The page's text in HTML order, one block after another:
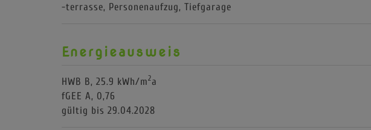
-terrasse Personenaufzug Tiefgarage
Energieausweis
HWB B, 25.9 kWh/m2a
fGEE A, 0,76
gültig bis 29.04.2028